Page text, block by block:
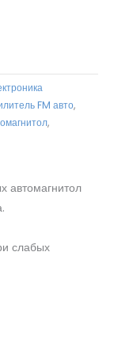
FM авто,
,
автомагнитол
слабых